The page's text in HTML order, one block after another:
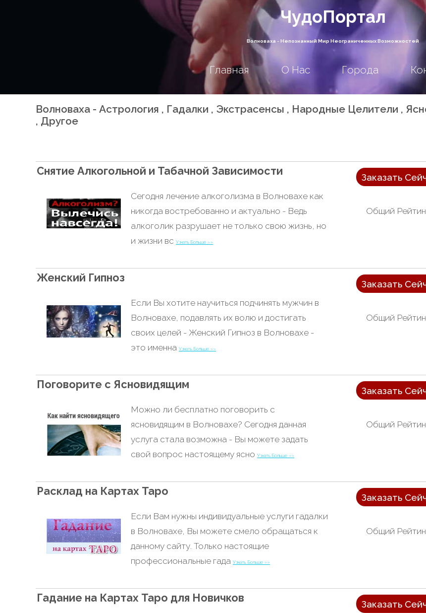
ЧудоПортал
Волноваха - Непознанный Мир Неограниченных Возможностей
Главная О Нас Города
Волноваха - Астрология , Гадалки , Экстрасенсы , Народные Целители ,
, Другое
Снятие Алкогольной и Табачной Зависимости
Сегодня лечение алкоголизма в Волновахе как
никогда востребованно и актуально - Ведь
алкоголик разрушает не только свою жизнь, но
и жизни вс Узнать Больше »»
Заказать
Общий
Женский Гипноз
Если Вы хотите научиться подчинять мужчин в
Волновахе, подавлять их волю и достигать
своих целей - Женский Гипноз в Волновахе -
это именна Узнать Больше »»
Заказать
Общий
Поговорите с Ясновидящим
Можно ли бесплатно поговорить с
ясновидящим в Волновахе? Сегодня данная
услуга стала возможна - Вы можете задать
свой вопрос настоящему ясно Узнать Больше »»
Заказать
Общий
Расклад на Картах Таро
Если Вам нужны индивидуальные услуги гадалки
в Волновахе, Вы можете смело обращаться к
данному сайту. Только настоящие
профессиональные гада Узнать Больше »»
Заказать
Общий
Гадание на Картах Таро для Новичков Заказать